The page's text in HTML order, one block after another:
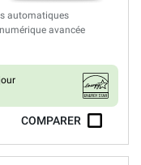
automatiques
avancée
COMPARER